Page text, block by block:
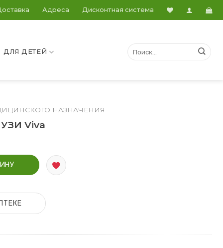
Адреса Дисконтная система
ДЛЯ ДЕТЕЙ
НАЗНАЧЕНИЯ
Viva
УЗИ Viva